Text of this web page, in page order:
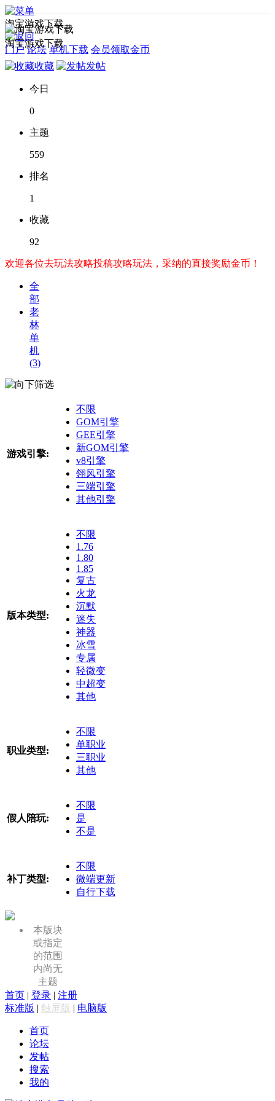
淘宝游戏下载
门户 论坛 单机下载 会员领取金币
淘宝游戏下载
收藏 发帖
今日
0
主题
559
排名
1
收藏
92
欢迎各位去玩法攻略投稿攻略玩法，采纳的直接奖励金币！
全
部
老
林
单
机
(3)
筛选
游戏引擎:
不限
GOM引擎
GEE引擎
新GOM引擎
v8引擎
翎风引擎
三端引擎
其他引擎
版本类型:
不限
1.76
1.80
1.85
复古
火龙
沉默
迷失
神器
冰雪
专属
轻微变
中超变
其他
职业类型:
不限
单职业
三职业
其他
假人陪玩:
不限
是
不是
补丁类型:
不限
微端更新
自行下载
本版块
或指定
的范围
内尚无
主题
首页 | 登录 | 注册
标准版 | 触屏版 | 电脑版
首页
论坛
发帖
搜索
我的